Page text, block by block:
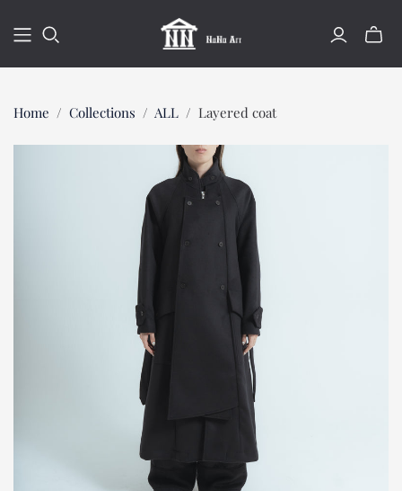
ミ
Home / Collections / ALL / Layered coat